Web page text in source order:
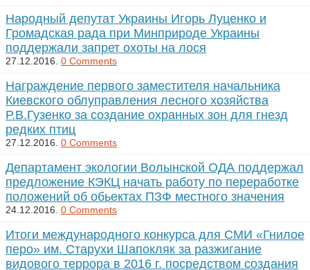
Народный депутат Украины Игорь Луценко и
Громадская рада при Минприроде Украины
поддержали запрет охоты на лося
27.12.2016. 0 Comments
Награждение первого заместителя начальника
Киевского облуправления лесного хозяйства
Р.В.Гузенко за создание охранных зон для гнезд
редких птиц
27.12.2016. 0 Comments
Департамент экологии Волынской ОДА поддержал
предложение КЭКЦ начать работу по переработке
положений об обьектах ПЗФ местного значения
24.12.2016. 0 Comments
Итоги международного конкурса для СМИ «Гнилое
перо» им. Старухи Шапокляк за разжигание
видового террора в 2016 г. посредством создания